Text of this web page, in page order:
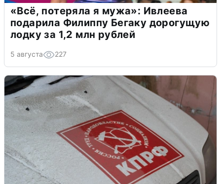
«Всё, потеряла я мужа»: Ивлеева
подарила Филиппу Бегаку дорогущую
лодку за 1,2 млн рублей
5 августа 227